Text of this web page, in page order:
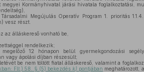
Kormányhivatal járási hivatala foglalkoztatási,
Megújulás Operatív Program 1. prioritás
vesz részt.
az álláskereső vonható be,
rendelkezik;
12 hónapon belül gyermekgondozási
vagy ápolási díjban részesült;
be nem töltött fiatal álláskereső, valamint a
Flt.) 58. § (5) bekezdés k) pontjában meghatározott,